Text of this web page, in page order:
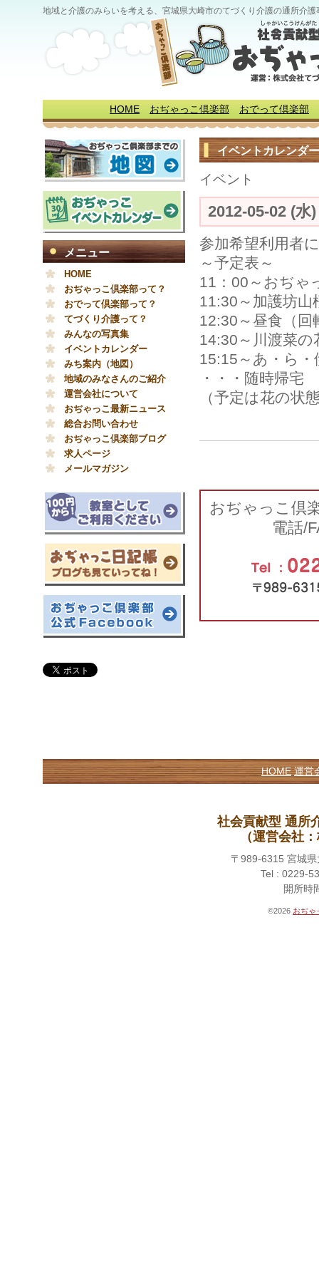
地域と介護のみらいを考える、宮城県大崎市のてづくり介護の通所介
HOME おぢゃっこ倶楽部 おでって倶楽部
イベントカレンダー
イベント
2012-05-02 (
参加希望利用者
～予定表～
11：00～おぢゃ
11:30～加護坊山
12:30～昼食（回
14:30～川渡菜の
15:15～あ・ら・
・・・随時帰宅
（予定は花の状
おぢゃっこ倶
電話/
メニュー
HOME
おぢゃっこ倶楽部って？
おでって倶楽部って？
てづくり介護って？
みんなの写真集
イベントカレンダー
みち案内（地図）
地域のみなさんのご紹介
運営会社について
おぢゃっこ最新ニュース
総合お問い合わせ
おぢゃっこ倶楽部ブログ
求人ページ
メールマガジン
HOME 運営
社会貢献型 通所
（運営会社
〒989-6315 宮城
Tel : 0229-
開所時
©2026 おぢゃ